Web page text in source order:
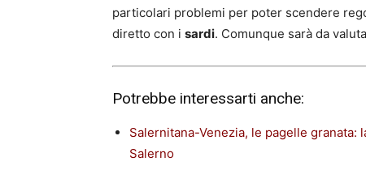
particolari problemi per poter scendere
diretto con i sardi. Comunque sarà da
Potrebbe interessarti anche:
Salernitana-Venezia, le pagelle
Salerno